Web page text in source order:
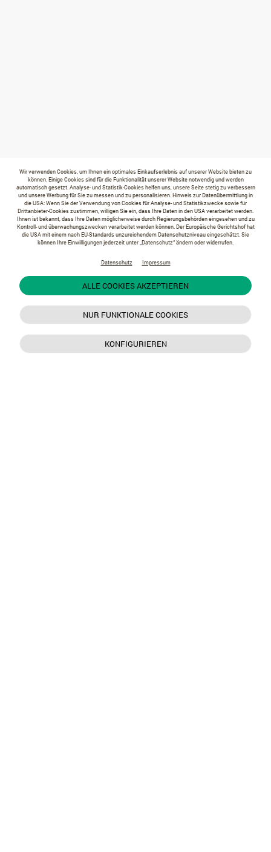
Wir verwenden Cookies, um Ihnen ein optimales Einkaufserlebnis auf unserer Website bieten zu
können. Einige Cookies sind für die Funktionalität unserer Website notwendig und werden
automatisch gesetzt. Analyse- und Statistik-Cookies helfen uns, unsere Seite stetig zu verbessern
und unsere Werbung für Sie zu messen und zu personalisieren. Hinweis zur Datenübermittlung in
die USA: Wenn Sie der Verwendung von Cookies für Analyse- und Statistikzwecke sowie für
Drittanbieter-Cookies zustimmen, willigen Sie ein, dass Ihre Daten in den USA verarbeitet werden.
Ihnen ist bekannt, dass Ihre Daten möglicherweise durch Regierungsbehörden eingesehen und zu
Kontroll- und überwachungszwecken verarbeitet werden können. Der Europäische Gerichtshof hat
die USA mit einem nach EU-Standards unzureichendem Datenschutzniveau eingeschätzt. Sie
können Ihre Einwilligungen jederzeit unter „Datenschutz“ ändern oder widerrufen.
Datenschutz Impressum
ALLE COOKIES AKZEPTIEREN
NUR FUNKTIONALE COOKIES
KONFIGURIEREN